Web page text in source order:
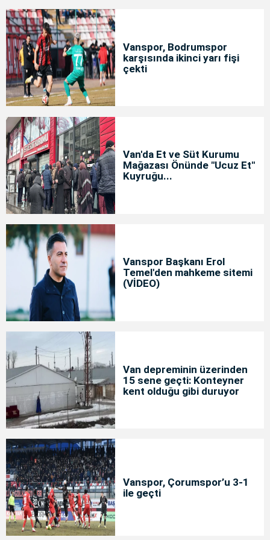
Vanspor, Bodrumspor
karşısında ikinci yarı fişi
çekti
Van'da Et ve Süt Kurumu
Mağazası Önünde "Ucuz Et"
Kuyruğu...
Vanspor Başkanı Erol
Temel'den mahkeme sitemi
(VİDEO)
Van depreminin üzerinden
15 sene geçti: Konteyner
kent olduğu gibi duruyor
Vanspor, Çorumspor’u 3-1
ile geçti